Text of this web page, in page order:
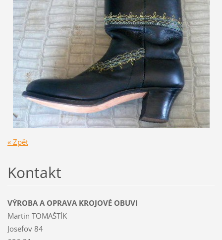
« Zpět
Kontakt
VÝROBA A OPRAVA KROJOVÉ OBUVI
Martin TOMAŠTÍK
Josefov 84